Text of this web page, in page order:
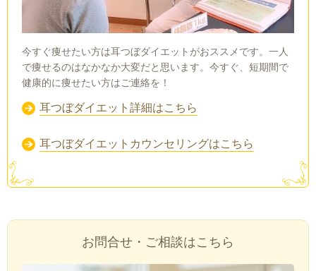
今すぐ痩せたい方は耳つぼダイエットがおススメです。一人
で痩せるのはなかなか大変だと思います。今すぐ、短期間で
健康的に痩せたい方はご連絡を！
耳つぼダイエット詳細はこちら
耳つぼダイエットカウンセリングはこちら
お問合せ・ご相談はこちら